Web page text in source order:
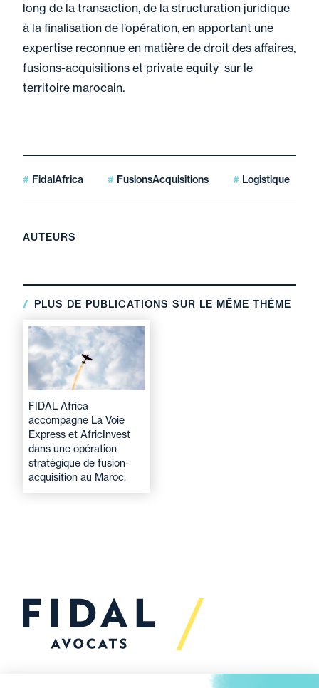
long de la transaction, de la structuration juridique
à la finalisation de l’opération, en apportant une
expertise reconnue en matière de droit des affaires,
fusions-acquisitions et private equity sur le
territoire marocain.
FidalAfrica FusionsAcquisitions Logistique
AUTEURS
PLUS DE PUBLICATIONS SUR LE MÊME THÈME
FIDAL Africa
accompagne La Voie
Express et AfricInvest
dans une opération
stratégique de fusion-
acquisition au Maroc.